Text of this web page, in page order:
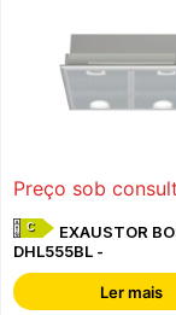
Preço sob
C
EXAUSTOR
DHL555BL -
Ler mais